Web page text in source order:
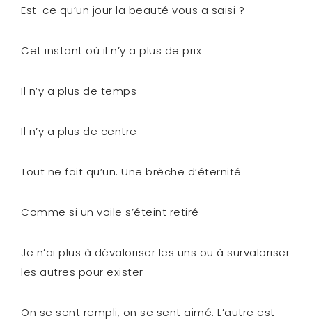
Est-ce qu’un jour la beauté vous a saisi ?
Cet instant où il n’y a plus de prix
Il n’y a plus de temps
Il n’y a plus de centre
Tout ne fait qu’un. Une brèche d’éternité
Comme si un voile s’éteint retiré
Je n’ai plus à dévaloriser les uns ou à survaloriser
les autres pour exister
On se sent rempli, on se sent aimé. L’autre est